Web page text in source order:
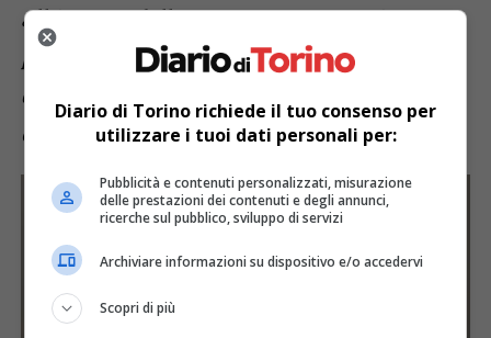
all’interno della nostra struttura. Ci
permette di aprirci al territorio e di
diventare un punto di riferimento per i
cittadini della zona».
Diario di Torino richiede il tuo consenso per
utilizzare i tuoi dati personali per:
Pubblicità e contenuti personalizzati, misurazione
delle prestazioni dei contenuti e degli annunci,
ricerche sul pubblico, sviluppo di servizi
Archiviare informazioni su dispositivo e/o accedervi
Scopri di più